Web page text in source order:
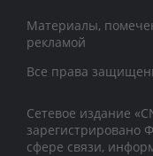
Материалы,
рекламой
Все права
Сетевое издание
зарегистрировано
сфере связи,